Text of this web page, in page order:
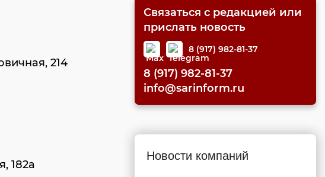
214
182а
Связаться с редакцией или
прислать новость
8 (917) 982-81-37
8 (917) 982-81-37
info@sarinform.ru
Новости компаний